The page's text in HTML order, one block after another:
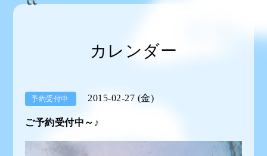
カレンダー
予約受付中 2015-02-27 (金)
ご予約受付中～♪